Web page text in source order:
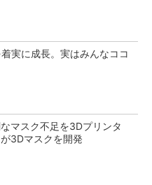
実に成長。実はみんなココ
マスク不足を3Dプリンタ
3Dマスクを開発